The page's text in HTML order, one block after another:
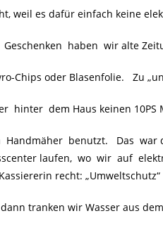
weil es dafür einfach keine
haben wir alte
Chips oder Blasenfolie. Zu
hinter dem Haus keinen 10PS
Handmäher benutzt. Das war
laufen, wo wir auf
recht:
tranken wir Wasser aus